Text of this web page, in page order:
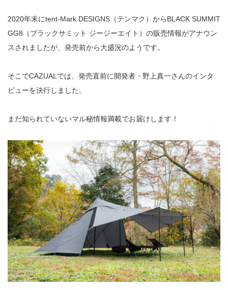
2020年末にtent-Mark DESIGNS（テンマク）からBLACK SUMMIT
GG8（ブラックサミット ジージーエイト）の販売情報がアナウン
スされましたが、発売前から大盛況のようです。
そこでCAZUALでは、発売直前に開発者・野上真一さんのインタ
ビューを決行しました。
まだ知られていないマル秘情報満載でお届けします！